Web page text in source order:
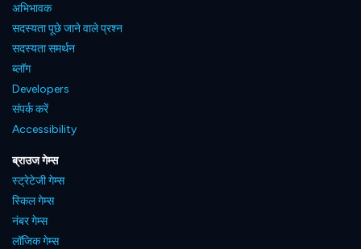
अभिभावक
सदस्यता पूछे जाने वाले प्रश्न
सदस्यता समर्थन
ब्लॉग
Developers
संपर्क करें
Accessibility
ब्राउज गेम्स
स्ट्रेटेजी गेम्स
स्किल गेम्स
नंबर गेम्स
लॉजिक गेम्स